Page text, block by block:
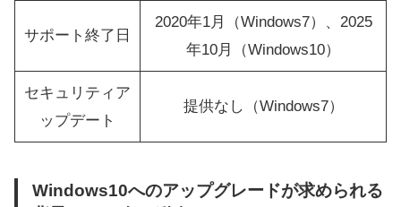
サポート終了日
2020年1月（Windows7）、2025
年10月（Windows10）
セキュリティア
ップデート
提供なし（Windows7）
Windows10へのアップグレードが求められる